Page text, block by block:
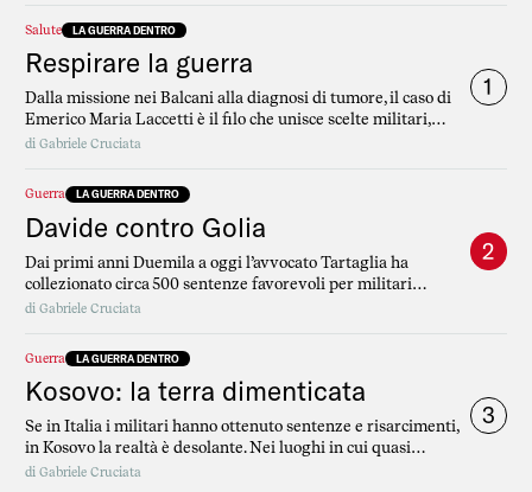
Salute LA GUERRA DENTRO
Respirare la guerra
Dalla missione nei Balcani alla diagnosi di tumore, il caso di
Emerico Maria Laccetti è il filo che unisce scelte militari,
silenzi istituzionali e conseguenze che durano decenni.
di Gabriele Cruciata
1
Guerra LA GUERRA DENTRO
Davide contro Golia
Dai primi anni Duemila a oggi l’avvocato Tartaglia ha
collezionato circa 500 sentenze favorevoli per militari
ammalati o deceduti, e la sua attività ha ispirato avvocati di
di Gabriele Cruciata
2
Guerra LA GUERRA DENTRO
Kosovo: la terra dimenticata
Se in Italia i militari hanno ottenuto sentenze e risarcimenti,
in Kosovo la realtà è desolante. Nei luoghi in cui quasi
trent’anni fa sono cadute le bombe non ci sono ancora
di Gabriele Cruciata
3